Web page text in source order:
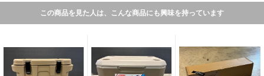
この商品を見た人は、こんな商品にも興味を持っています